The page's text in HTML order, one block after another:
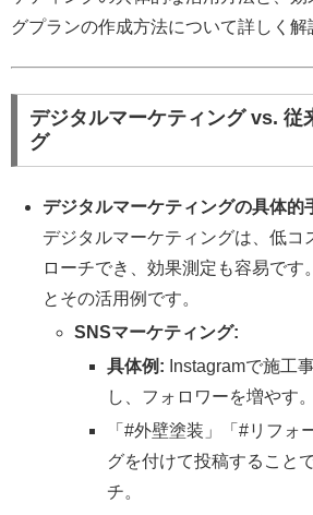
グプランの作成方法について詳しく解
デジタルマーケティング vs. 従
グ
デジタルマーケティングの具体的
デジタルマーケティングは、低コ
ローチでき、効果測定も容易です
とその活用例です。
SNSマーケティング:
具体例: Instagramで施工
し、フォロワーを増やす。
「#外壁塗装」「#リフォ
グを付けて投稿すること
チ。